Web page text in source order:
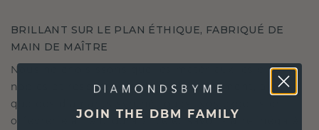
BRILLANT SUR LE PLAN ÉTHIQUE, FABRIQUÉ DE
MAIN DE MAÎTRE
Nous ne choisissons que les matériaux les plus
nobles et respectueux de l'environnement, ainsi
que des diamants synthétiques. Nos experts en
orfèvrerie allient durabilité et savoir-faire inégalé,
JOIN THE DBM FAMILY